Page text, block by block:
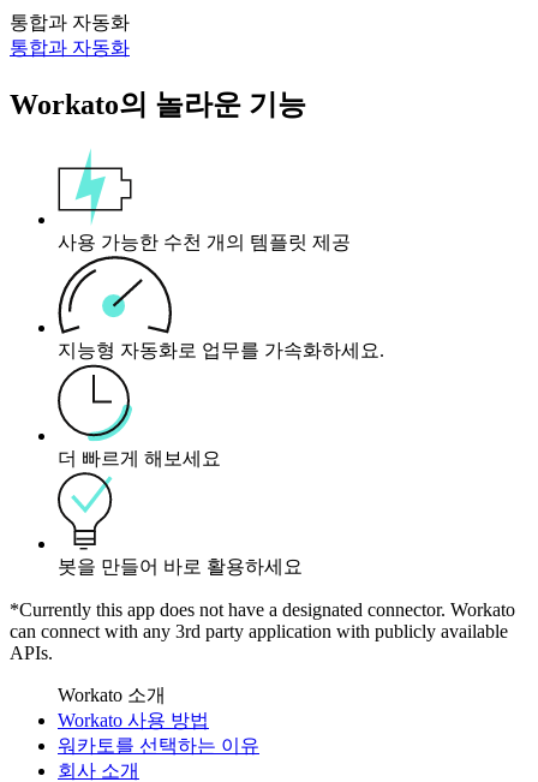
통합과 자동화
통합과 자동화
Workato의 놀라운 기능
사용 가능한 수천 개의 템플릿 제공
지능형 자동화로 업무를 가속화하세요.
더 빠르게 해보세요
봇을 만들어 바로 활용하세요
*Currently this app does not have a designated connector. Workato
can connect with any 3rd party application with publicly available
APIs.
Workato 소개
Workato 사용 방법
워카토를 선택하는 이유
회사 소개